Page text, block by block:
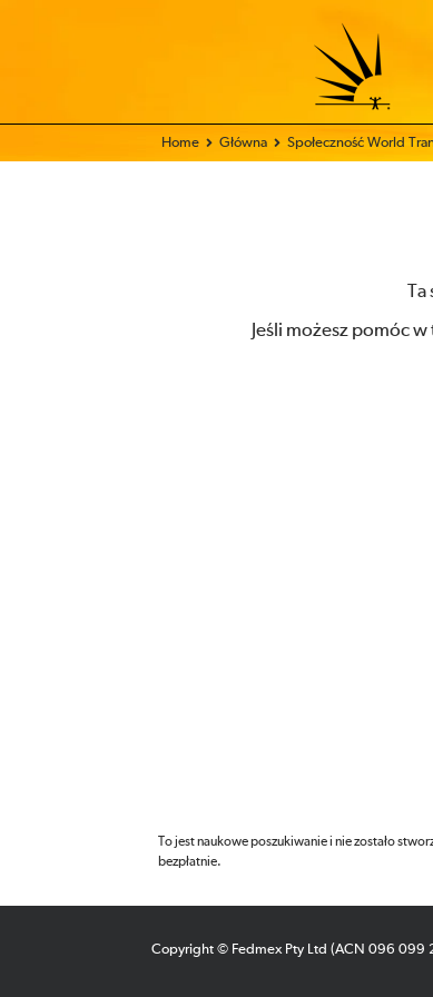
Home Główna Społeczność World
Jeśli możesz pomóc
To jest naukowe poszukiwanie i nie zostało
bezpłatnie.
Copyright © Fedmex Pty Ltd (ACN 096 099